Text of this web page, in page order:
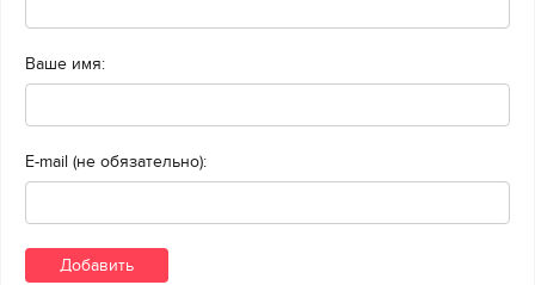
Ваше имя:
E-mail (не обязательно):